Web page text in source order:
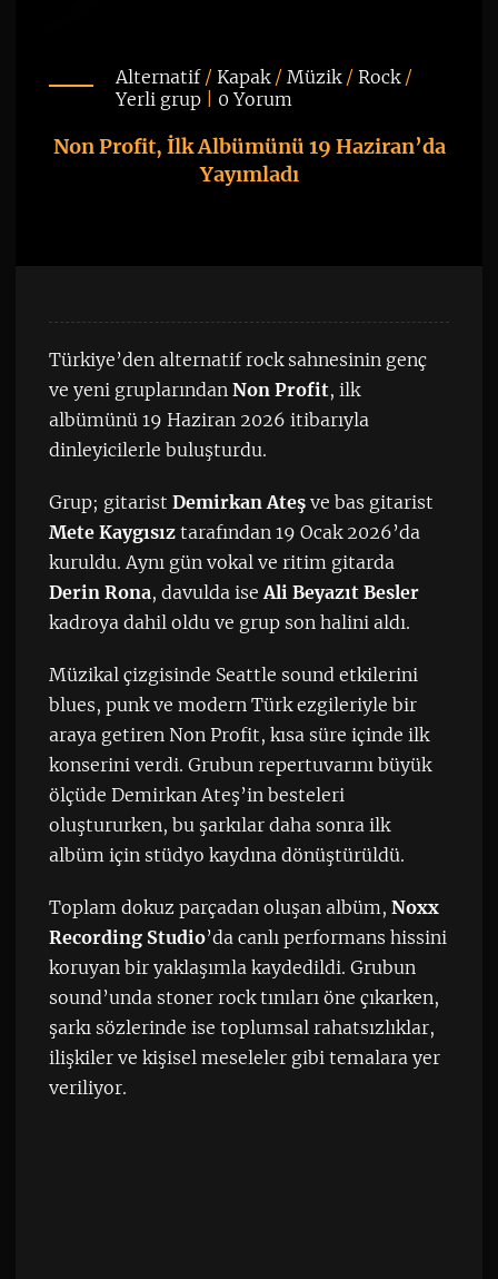
Alternatif/ Kapak/ Müzik/ Rock/
Yerli grup| 0 Yorum
Non Profit, İlk Albümünü 19 Haziran’da
Yayımladı
Türkiye’den alternatif rock sahnesinin genç
ve yeni gruplarından Non Profit, ilk
albümünü 19 Haziran 2026 itibarıyla
dinleyicilerle buluşturdu.
Grup; gitarist Demirkan Ateşve bas gitarist
Mete Kaygısıztarafından 19 Ocak 2026’da
kuruldu. Aynı gün vokal ve ritim gitarda
Derin Rona, davulda ise Ali Beyazıt Besler
kadroya dahil oldu ve grup son halini aldı.
Müzikal çizgisinde Seattle sound etkilerini
blues, punk ve modern Türk ezgileriyle bir
araya getiren Non Profit, kısa süre içinde ilk
konserini verdi. Grubun repertuvarını büyük
ölçüde Demirkan Ateş’in besteleri
oluştururken, bu şarkılar daha sonra ilk
albüm için stüdyo kaydına dönüştürüldü.
Toplam dokuz parçadan oluşan albüm, Noxx
Recording Studio’da canlı performans hissini
koruyan bir yaklaşımla kaydedildi. Grubun
sound’unda stoner rock tınıları öne çıkarken,
şarkı sözlerinde ise toplumsal rahatsızlıklar,
ilişkiler ve kişisel meseleler gibi temalara yer
veriliyor.